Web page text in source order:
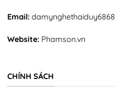
Email:
Website: Phamson.vn
CHÍNH SÁCH